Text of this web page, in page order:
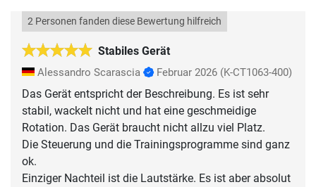
Stabiles Gerät
2 Personen fanden diese Bewertung hilfreich
Alessandro Scarascia Februar 2026 (K-CT1063-400)
Das Gerät entspricht der Beschreibung. Es ist sehr
stabil, wackelt nicht und hat eine geschmeidige
Rotation. Das Gerät braucht nicht allzu viel Platz.
Die Steuerung und die Trainingsprogramme sind ganz
ok.
Einziger Nachteil ist die Lautstärke. Es ist aber absolut